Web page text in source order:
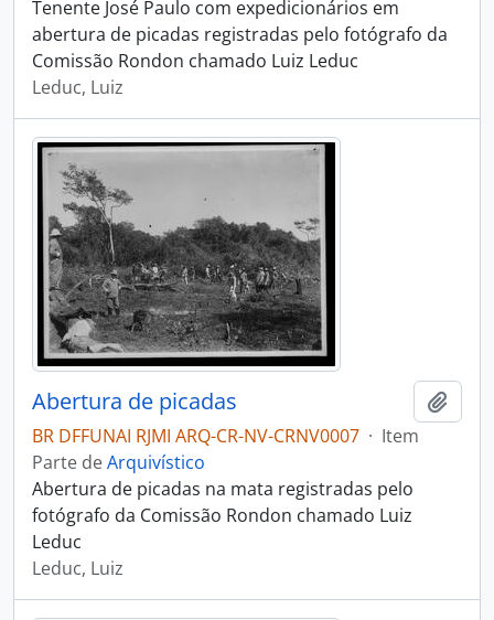
Tenente José Paulo com expedicionários em
abertura de picadas registradas pelo fotógrafo da
Comissão Rondon chamado Luiz Leduc
Leduc, Luiz
Abertura de picadas
BR DFFUNAI RJMI ARQ-CR-NV-CRNV0007 · Item
Parte deArquivístico
Abertura de picadas na mata registradas pelo
fotógrafo da Comissão Rondon chamado Luiz
Leduc
Leduc, Luiz